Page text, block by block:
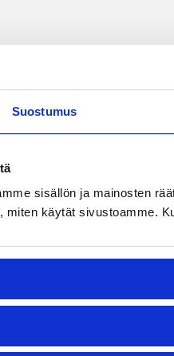
Suostumus
sisällön ja mainosten
miten käytät sivustoamme.